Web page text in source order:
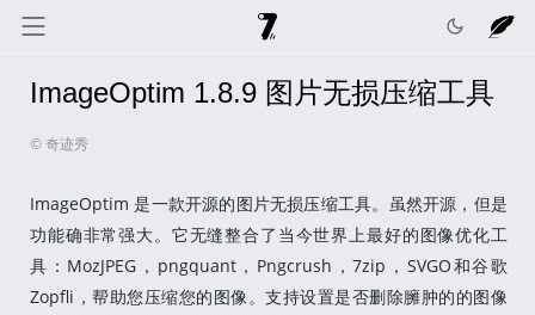
奇迹秀 关于我 记录线
ImageOptim 1.8.9 图片无损压缩工具
© 奇迹秀
ImageOptim 是一款开源的图片无损压缩工具。虽然开源，但是
功能确非常强大。它无缝整合了当今世界上最好的图像优化工
具：MozJPEG，pngquant，Pngcrush，7zip，SVGO和谷歌
Zopfli，帮助您压缩您的图像。支持设置是否删除臃肿的的图像